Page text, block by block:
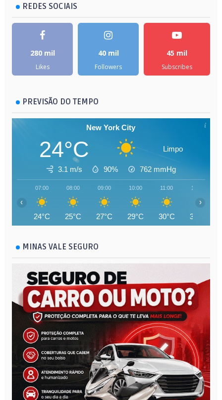
REDES SOCIAIS
280 mil
Likes
40 mil
Followers
45 mil
Subscribes
PREVISÃO DO TEMPO
New York City
24°C Limpo
3.1 m/s 90% 762 mmHg
07:00
24°C
08:00
25°C
09:00
27°C
10:00
29°C
11:00
30°C
12:00
32°C
‹ ›
MINAS VALE SEGURO